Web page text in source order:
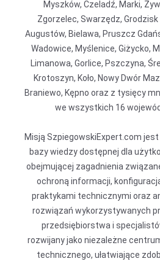
Myszków, Czeladź, Marki,
Zgorzelec, Swarzędz,
Augustów, Bielawa, Pruszcz
Wadowice, Myślenice, Giżycko,
Limanowa, Gorlice, Pszczyna,
Krotoszyn, Koło, Nowy Dwór
Braniewo, Kępno oraz z tysięcy
we wszystkich 16
Misją SzpiegowskiExpert.com
bazy wiedzy dostępnej dla
obejmującej zagadnienia
ochroną informacji,
praktykami technicznymi oraz
rozwiązań wykorzystywanych
przedsiębiorstwa i
rozwijany jako niezależne
technicznego, ułatwiające